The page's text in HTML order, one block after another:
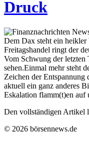
Druck
Dem Dax steht ein heikler
Freitagshandel ringt der
Vom Schwung der letzten
sehen.Einmal mehr steht
Zeichen der
aktuell ein ganz anderes
Eskalation flamm(t)en auf
Den vollständigen Artikel
© 2026 börsennews.de